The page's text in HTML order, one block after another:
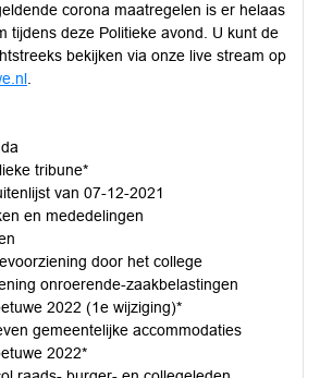
corona maatregelen is er helaas
tijdens deze Politieke avond. U kunt de
bekijken via onze live stream op
tribune*
van 07-12-2021
en mededelingen
door het college
onroerende-zaakbelastingen
2022 (1e wijziging)*
gemeentelijke accommodaties
2022*